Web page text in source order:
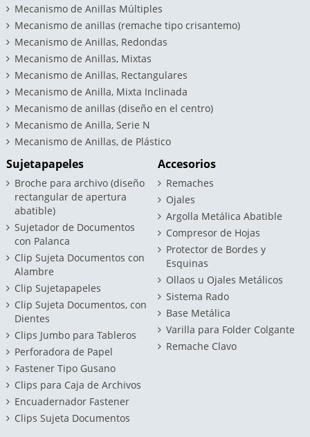
Mecanismo de Anillas Múltiples
Mecanismo de anillas (remache tipo crisantemo)
Mecanismo de Anillas, Redondas
Mecanismo de Anillas, Mixtas
Mecanismo de Anillas, Rectangulares
Mecanismo de Anilla, Mixta Inclinada
Mecanismo de anillas (diseño en el centro)
Mecanismo de Anilla, Serie N
Mecanismo de Anillas, de Plástico
Sujetapapeles
Broche para archivo (diseño
rectangular de apertura
abatible)
Sujetador de Documentos
con Palanca
Clip Sujeta Documentos con
Alambre
Clip Sujetapapeles
Clip Sujeta Documentos, con
Dientes
Clips Jumbo para Tableros
Perforadora de Papel
Fastener Tipo Gusano
Clips para Caja de Archivos
Encuadernador Fastener
Clips Sujeta Documentos
Accesorios
Remaches
Ojales
Argolla Metálica Abatible
Compresor de Hojas
Protector de Bordes y
Esquinas
Ollaos u Ojales Metálicos
Sistema Rado
Base Metálica
Varilla para Folder Colgante
Remache Clavo